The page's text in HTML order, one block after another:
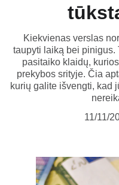
Kiekvienas verslas
taupyti laiką bei pinigus.
pasitaiko klaidų,
prekybos srityje. Čia
kurių galite išvengti, kad
11/11/